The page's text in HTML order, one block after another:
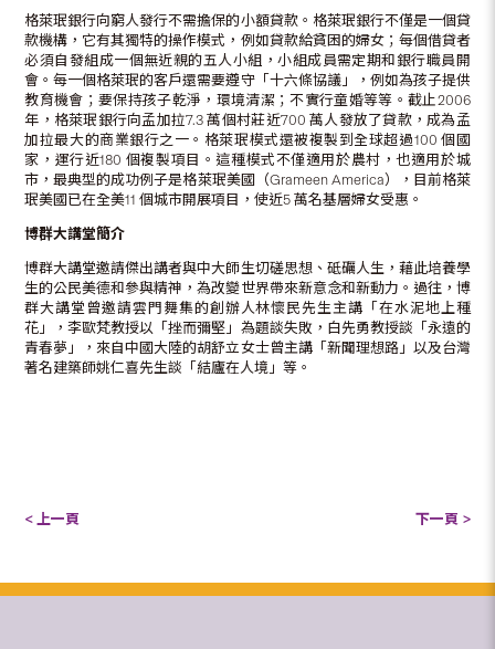
格萊珉銀行向窮人發行不需擔保的小額貸款。格萊珉銀行不僅是一個貸
款機構，它有其獨特的操作模式，例如貸款給貧困的婦女；每個借貸者
必須自發組成一個無近親的五人小組，小組成員需定期和銀行職員開
會。每一個格萊珉的客戶還需要遵守「十六條協議」，例如為孩子提供
教育機會；要保持孩子乾淨，環境清潔；不實行童婚等等。截止2006
年，格萊珉銀行向孟加拉7.3 萬個村莊近700 萬人發放了貸款，成為孟
加拉最大的商業銀行之一。格萊珉模式還被複製到全球超過100 個國
家，運行近180 個複製項目。這種模式不僅適用於農村，也適用於城
市，最典型的成功例子是格萊珉美國（Grameen America），目前格萊
珉美國已在全美11 個城市開展項目，使近5 萬名基層婦女受惠。
博群大講堂簡介
博群大講堂邀請傑出講者與中大師生切磋思想、砥礪人生，藉此培養學
生的公民美德和參與精神，為改變世界帶來新意念和新動力。過往，博
群大講堂曾邀請雲門舞集的創辦人林懷民先生主講「在水泥地上種
花」，李歐梵教授以「挫而彌堅」為題談失敗，白先勇教授談「永遠的
青春夢」，來自中國大陸的胡舒立女士曾主講「新聞理想路」以及台灣
著名建築師姚仁喜先生談「結廬在人境」等。
< 上一頁 下一頁 >